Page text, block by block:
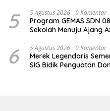
5 5 Agustus 2026 0 Komentar
Program GEMAS SDN
Sekolah Menuju Ajang
6 5 Agustus 2026 0 Komentar
Merek Legendaris
SIG Bidik Penguatan